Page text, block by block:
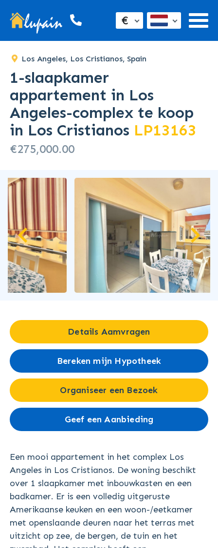
€
Los Angeles, Los Cristianos, Spain
1-slaapkamer
appartement in Los
Angeles-complex te koop
in Los Cristianos LP13163
€275,000.00
Details Aamvragen
Bereken mijn Hypotheek
Organiseer een Bezoek
Geef een Aanbieding
Een mooi appartement in het complex Los
Angeles in Los Cristianos. De woning beschikt
over 1 slaapkamer met inbouwkasten en een
badkamer. Er is een volledig uitgeruste
Amerikaanse keuken en een woon-/eetkamer
met openslaande deuren naar het terras met
uitzicht op zee, de bergen, de tuin en het